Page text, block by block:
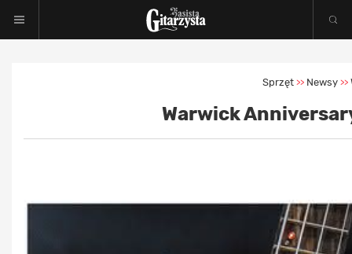
Sprzęt >> Newsy >>
Warwick